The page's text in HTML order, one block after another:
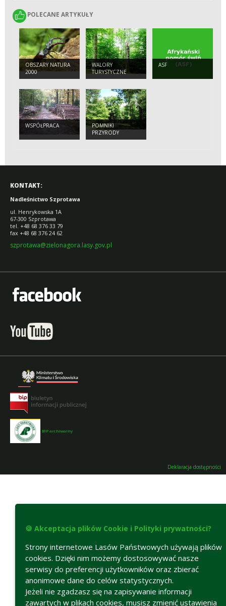
POLECANE ARTYKUŁY
POLECANE ARTYKUŁY
OBSZARY NATURA
2000
WALORY
TURYSTYCZNE
ASF
WSPÓŁPRACA
POMNIKI
PRZYRODY
KONTAKT:
Nadleśnictwo Szprotawa
ul. Henrykowska 1A
67-300 Szprotawa
tel. +48 68 376 33 79
fax +48 68 376 24 62
szprotawa@zielonagora.lasy.gov.pl
BIP archiwalny
Deklaracja dostępności
🍪 Akceptacja plików Cookie i Polityki prywatności?
Strony internetowe Lasów Państwowych używają plików
cookies. Dzięki nim możemy dostosowywać nasze
serwisy do preferencji użytkowników oraz zbierać
anonimowe dane do celów statystycznych.
Jeżeli nie zgadzasz się na zapisywanie informacji
zawartych w plikach cookies, musisz zmienić ustawienia